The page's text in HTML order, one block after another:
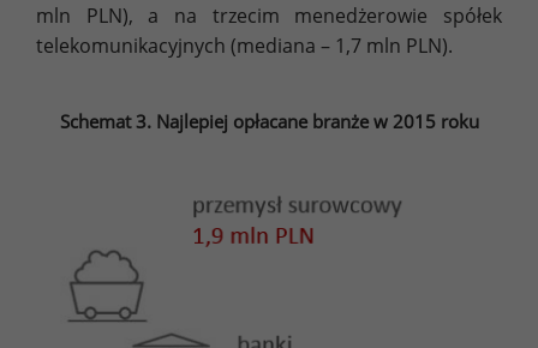
mln PLN), a na trzecim menedżerowie spółek
telekomunikacyjnych (mediana – 1,7 mln PLN).
Schemat 3. Najlepiej opłacane branże w 2015 roku